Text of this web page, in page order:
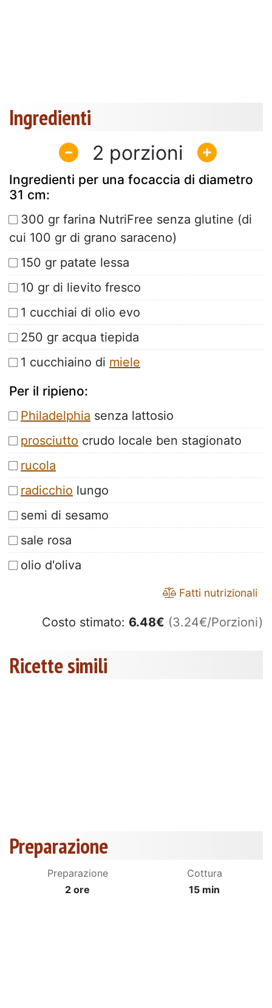
Ingredienti
2
Ingredienti per una focaccia di diametro
31 cm:
300 gr farina NutriFree senza glutine (di
cui 100 gr di grano saraceno)
150 gr patate lessa
10 gr di lievito fresco
1 cucchiai di olio evo
250 gr acqua tiepida
1 cucchiaino di miele
Per il ripieno:
Philadelphia senza lattosio
prosciutto crudo locale ben stagionato
rucola
radicchio lungo
semi di sesamo
sale rosa
olio d'oliva
Fatti nutrizionali
Costo stimato: 6.48€ (3.24€/Porzioni)
Ricette simili
Preparazione
Preparazione
2 ore
Cottura
15 min